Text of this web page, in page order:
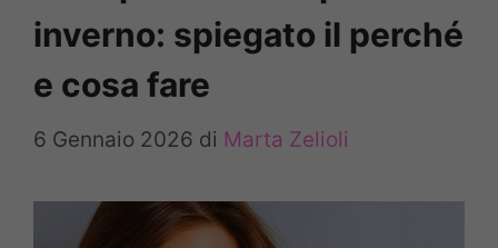
inverno: spiegato il perché
e cosa fare
6 Gennaio 2026 di Marta Zelioli